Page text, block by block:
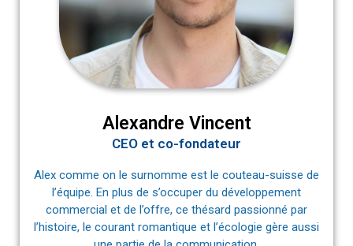
Alexandre Vincent
CEO et co-fondateur
Alex comme on le surnomme est le couteau-suisse de
l’équipe. En plus de s’occuper du développement
commercial et de l’offre, ce thésard passionné par
l’histoire, le courant romantique et l’écologie gère aussi